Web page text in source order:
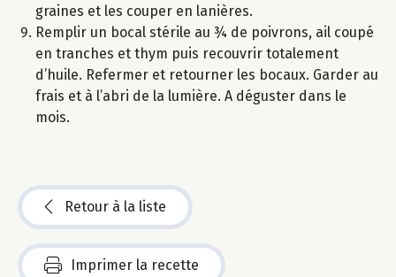
graines et les couper en lanières.
Remplir un bocal stérile au ¾ de poivrons, ail coupé
en tranches et thym puis recouvrir totalement
d’huile. Refermer et retourner les bocaux. Garder au
frais et à l’abri de la lumière. A déguster dans le
mois.
Retour à la liste
Imprimer la recette